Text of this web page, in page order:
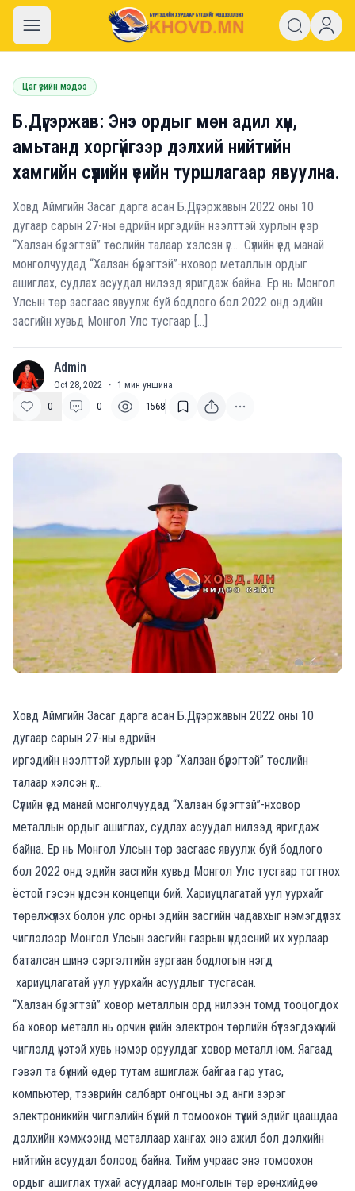
khovd.mn
Цаг үеийн мэдээ
Б.Дүгэржав: Энэ ордыг мөн адил хүн,
амьтанд хоргүйгээр дэлхий нийтийн
хамгийн сүүлийн үеийн туршлагаар явуулна.
Ховд Аймгийн Засаг дарга асан Б.Дүгэржавын 2022 оны 10
дугаар сарын 27-ны өдрийн иргэдийн нээлттэй хурлын үеэр
“Халзан бүрэгтэй” төслийн талаар хэлсэн үг… Сүүлийн үед манай
монголчуудад “Халзан бүрэгтэй”-нховор металлын ордыг
ашиглах, судлах асуудал нилээд яригдаж байна. Ер нь Монгол
Улсын төр засгаас явуулж буй бодлого бол 2022 онд эдийн
засгийн хувьд Монгол Улс тусгаар […]
A Admin
Oct 28, 2022 · 1 мин уншина
0
0 1568
Ховд Аймгийн Засаг дарга асан Б.Дүгэржавын 2022 оны 10
дугаар сарын 27-ны өдрийн
иргэдийн нээлттэй хурлын үеэр “Халзан бүрэгтэй” төслийн
талаар хэлсэн үг…
Сүүлийн үед манай монголчуудад “Халзан бүрэгтэй”-нховор
металлын ордыг ашиглах, судлах асуудал нилээд яригдаж
байна. Ер нь Монгол Улсын төр засгаас явуулж буй бодлого
бол 2022 онд эдийн засгийн хувьд Монгол Улс тусгаар тогтнох
ёстой гэсэн үндсэн концепци бий. Хариуцлагатай уул уурхайг
төрөлжүүлэх болон улс орны эдийн засгийн чадавхыг нэмэгдүүлэх
чиглэлээр Монгол Улсын засгийн газрын үндэсний их хурлаар
баталсан шинэ сэргэлтийн зургаан бодлогын нэгд
хариуцлагатай уул уурхайн асуудлыг тусгасан.
“Халзан бүрэгтэй” ховор металлын орд нилээн томд тооцогдох
ба ховор металл нь орчин үеийн электрон төрлийн бүтээгдэхүүний
чиглэлд үнэтэй хувь нэмэр оруулдаг ховор металл юм. Яагаад
гэвэл та бүхний өдөр тутам ашиглаж байгаа гар утас,
компьютер, тээврийн салбарт онгоцны эд анги зэрэг
электроникийн чиглэлийн бүхий л томоохон түүхий эдийг цаашдаа
дэлхийн хэмжээнд металлаар хангах энэ ажил бол дэлхийн
нийтийн асуудал болоод байна. Тийм учраас энэ томоохон
ордыг ашиглах тухай асуудлаар монголын төр ерөнхийдөө